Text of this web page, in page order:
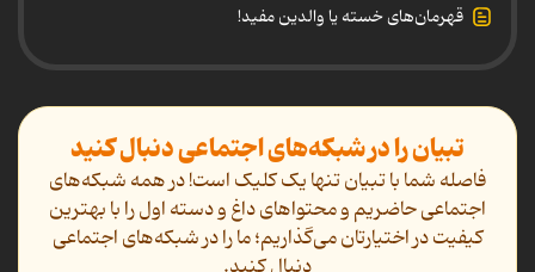
قهرمان‌های خسته یا والدین مفید!
تبیان را در شبکه‌های اجتماعی دنبال کنید
فاصله شما با تبیان تنها یک کلیک است! در همه شبکه‌های
اجتماعی حاضریم و محتواهای داغ و دسته اول را با بهترین
کیفیت در اختیارتان می‌گذاریم؛ ما را در شبکه‌های اجتماعی